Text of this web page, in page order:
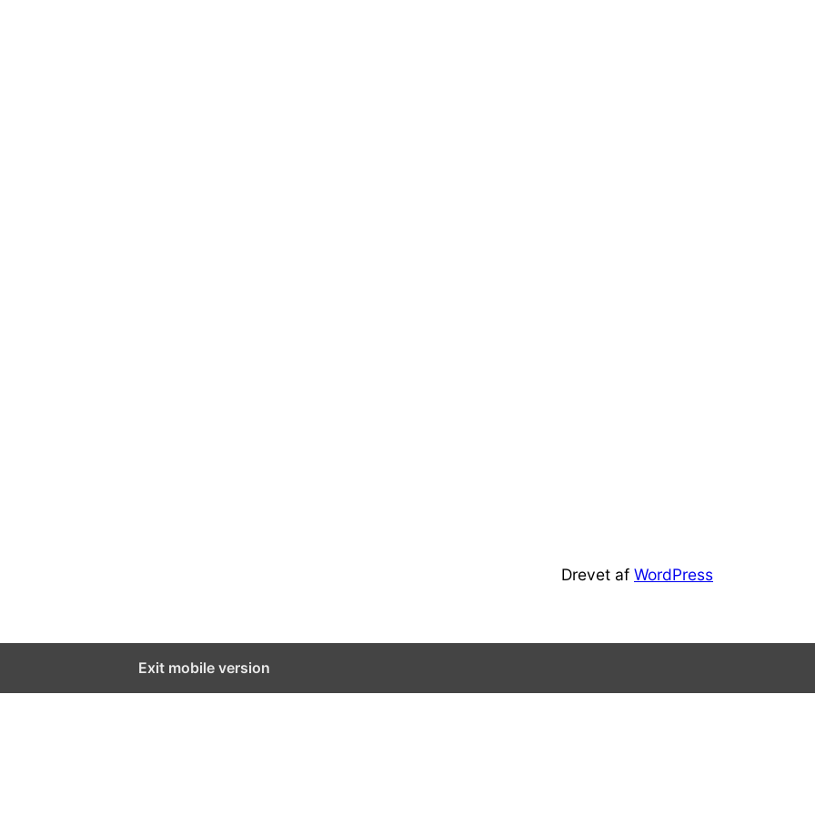
Drevet af WordPress
Exit mobile version